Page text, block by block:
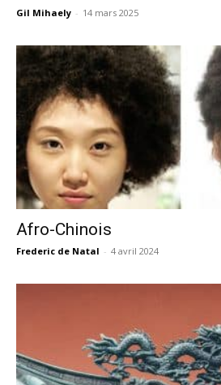
Gil Mihaely - 14 mars 2025
Afro-Chinois
Frederic de Natal - 4 avril 2024